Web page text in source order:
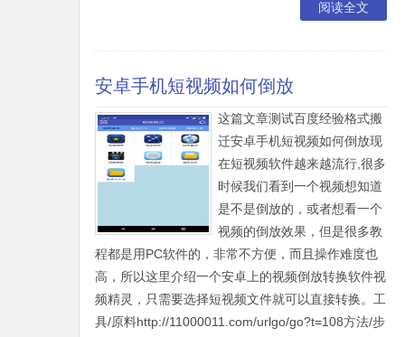
阅读全文
安卓手机短视频如何倒放
这篇文章测试百度经验格式搬
迁安卓手机短视频如何倒放现
在短视频软件越来越流行,很多
时候我们看到一个视频想知道
是不是倒放的，或者想看一个
视频的倒放效果，但是很多教
程都是用PC软件的，非常不方便，而且操作难度也
高，所以这里介绍一个安卓上的视频倒放转换软件视
频精灵，只需要选择短视频文件就可以直接转换。工
具/原料http://11000011.com/urlgo/go?t=108方法/步